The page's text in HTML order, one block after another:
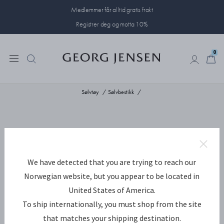
Medlemmer får alltid gratis frakt
Registrer deg og motta 10%
0
Sølvtøy Sølvbestikk
We have detected that you are trying to reach our
Norwegian website, but you appear to be located in
United States of America.
To ship internationally, you must shop from the site
that matches your shipping destination.